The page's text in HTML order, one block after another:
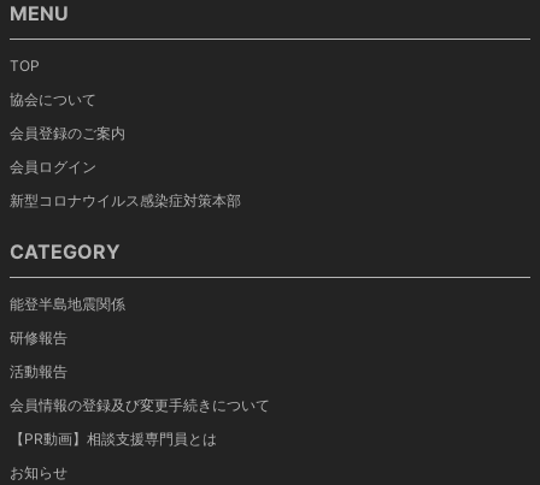
MENU
TOP
協会について
会員登録のご案内
会員ログイン
新型コロナウイルス感染症対策本部
CATEGORY
能登半島地震関係
研修報告
活動報告
会員情報の登録及び変更手続きについて
【PR動画】相談支援専門員とは
お知らせ